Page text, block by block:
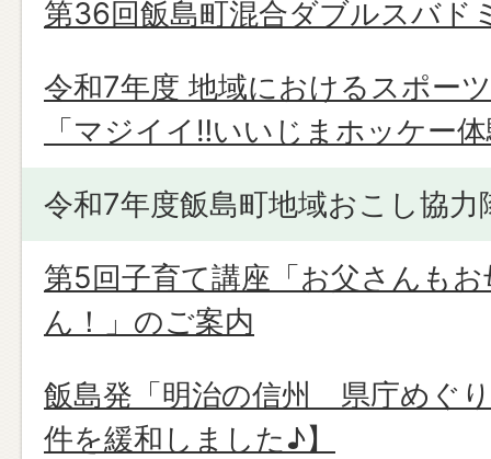
第36回飯島町混合ダブルスバド
令和7年度 地域におけるスポー
「マジイイ‼いいじまホッケー
令和7年度飯島町地域おこし協力
第5回子育て講座「お父さんも
ん！」のご案内
飯島発「明治の信州 県庁めぐ
件を緩和しました♪】